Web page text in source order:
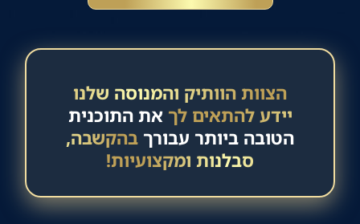
הצוות הוותיק והמנוסה שלנו
יידע להתאים לךאת התוכנית
הטובה ביותר עבורך בהקשבה,
סבלנות ומקצועיות!